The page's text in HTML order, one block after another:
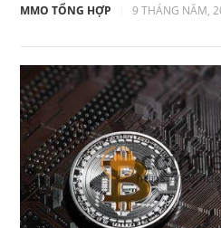
MMO TỔNG HỢP 9 THÁNG NĂM,